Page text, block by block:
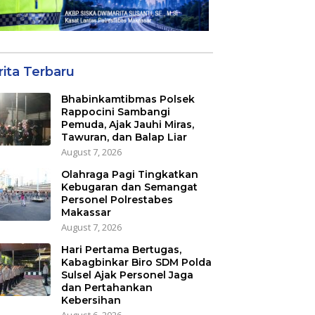
Terbaru
Bhabinkamtibmas Polsek
Rappocini Sambangi
Pemuda, Ajak Jauhi Miras,
Tawuran, dan Balap Liar
August 7, 2026
Olahraga Pagi Tingkatkan
Kebugaran dan Semangat
Personel Polrestabes
Makassar
August 7, 2026
Hari Pertama Bertugas,
Kabagbinkar Biro SDM Polda
Sulsel Ajak Personel Jaga
dan Pertahankan
Kebersihan